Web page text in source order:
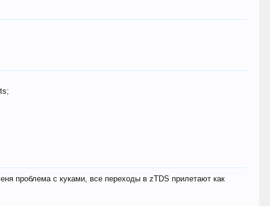
проблема с куками, все переходы в zTDS прилетают как